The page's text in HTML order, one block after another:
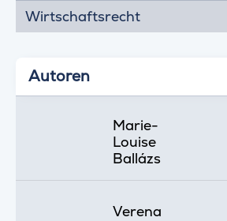
Wirtschaftsrecht
Autoren
Marie-
Louise
Ballázs
Verena